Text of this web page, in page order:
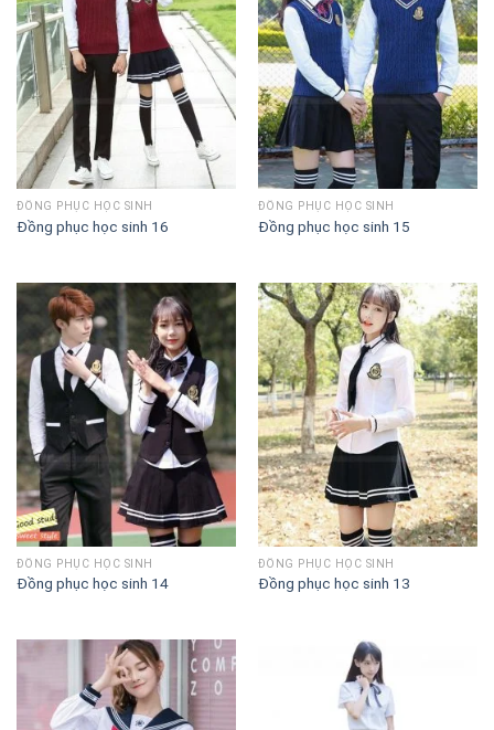
ĐỒNG PHỤC HỌC SINH
Đồng phục học sinh 16
ĐỒNG PHỤC HỌC SINH
Đồng phục học sinh 15
ĐỒNG PHỤC HỌC SINH
Đồng phục học sinh 14
ĐỒNG PHỤC HỌC SINH
Đồng phục học sinh 13